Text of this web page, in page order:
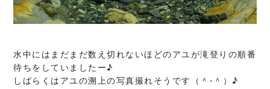
水中にはまだまだ数え切れないほどのアユが滝登りの順番
待ちをしていましたー♪
しばらくはアユの溯上の写真撮れそうです（＾-＾）♪